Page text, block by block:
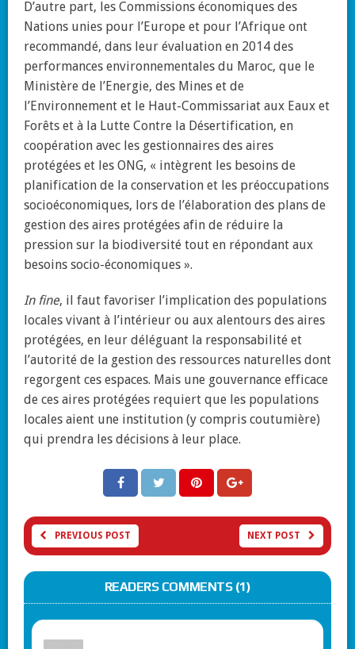
D’autre part, les Commissions économiques des
Nations unies pour l’Europe et pour l’Afrique ont
recommandé, dans leur évaluation en 2014 des
performances environnementales du Maroc, que le
Ministère de l’Energie, des Mines et de
l’Environnement et le Haut-Commissariat aux Eaux et
Forêts et à la Lutte Contre la Désertification, en
coopération avec les gestionnaires des aires
protégées et les ONG, « intègrent les besoins de
planification de la conservation et les préoccupations
socioéconomiques, lors de l’élaboration des plans de
gestion des aires protégées afin de réduire la
pression sur la biodiversité tout en répondant aux
besoins socio-économiques ».
In fine, il faut favoriser l’implication des populations
locales vivant à l’intérieur ou aux alentours des aires
protégées, en leur déléguant la responsabilité et
l’autorité de la gestion des ressources naturelles dont
regorgent ces espaces. Mais une gouvernance efficace
de ces aires protégées requiert que les populations
locales aient une institution (y compris coutumière)
qui prendra les décisions à leur place.
PREVIOUS POST NEXT POST
READERS COMMENTS (1)